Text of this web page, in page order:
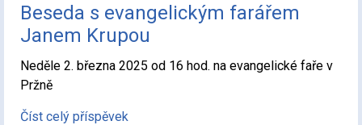
Beseda s evangelickým farářem
Janem Krupou
Neděle 2. března 2025 od 16 hod. na evangelické faře v
Pržně
Číst celý příspěvek